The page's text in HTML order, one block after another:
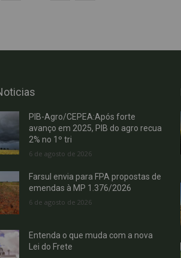
PIB-Agro/CEPEA:Após forte
avanço em 2025, PIB do agro recua
2% no 1º tri
6 de agosto de 2026
Farsul envia para FPA propostas de
emendas à MP 1.376/2026
6 de agosto de 2026
Entenda o que muda com a nova
Lei do Frete